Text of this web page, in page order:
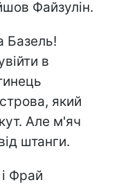
Файзулін.
Базель!
в
який
Але м'яч
штанги.
Фрай